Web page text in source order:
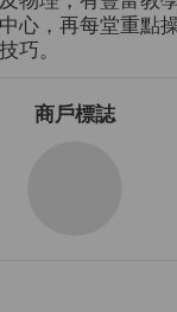
心，再每堂重點
巧。
商戶標誌